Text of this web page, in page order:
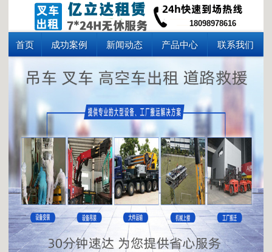
18098978616
首页 成功案例 新闻动态 产品中心 联系我们